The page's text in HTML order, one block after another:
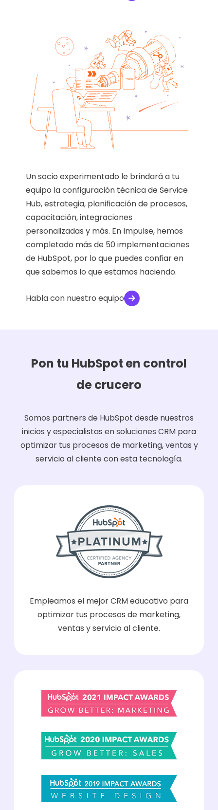
Un socio experimentado le brindará a tu
equipo la configuración técnica de Service
Hub, estrategia, planificación de procesos,
capacitación, integraciones
personalizadas y más. En Impulse, hemos
completado más de 50 implementaciones
de HubSpot, por lo que puedes confiar en
que sabemos lo que estamos haciendo.
Habla con nuestro equipo
Pon tu HubSpot en control
de crucero
Somos partners de HubSpot desde nuestros
inicios y especialistas en soluciones CRM para
optimizar tus procesos de marketing, ventas y
servicio al cliente con esta tecnología.
Empleamos el mejor CRM educativo para
optimizar tus procesos de marketing,
ventas y servicio al cliente.